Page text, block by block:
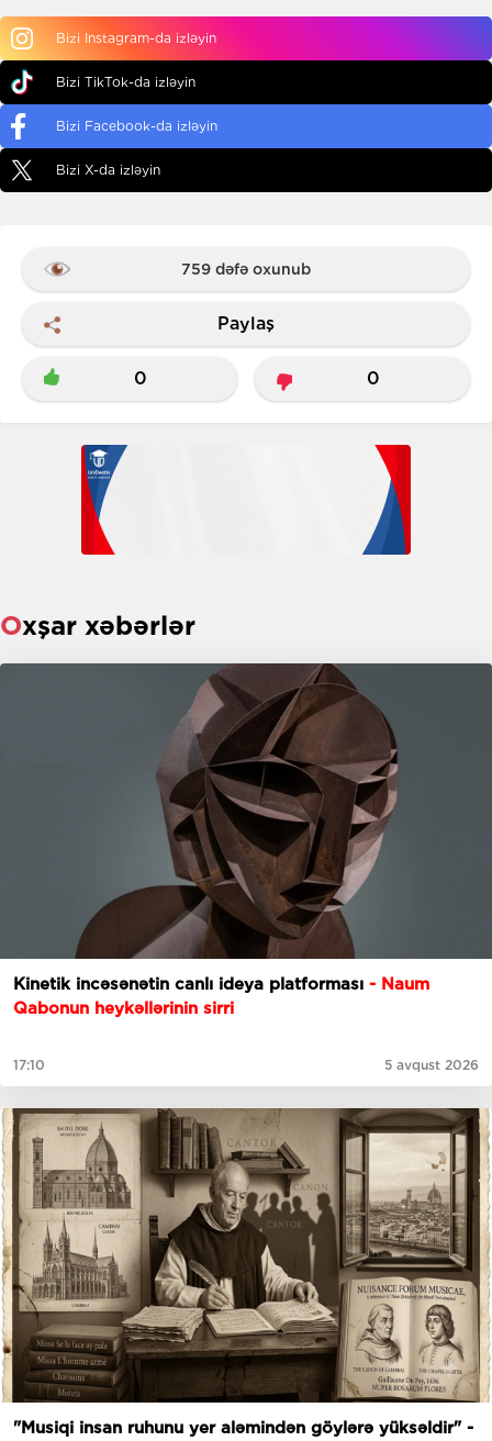
Bizi Instagram-da izləyin
Bizi TikTok-da izləyin
Bizi Facebook-da izləyin
Bizi X-da izləyin
759 dəfə oxunub
Paylaş
0 0
Oxşar xəbərlər
Kinetik incəsənətin canlı ideya platforması - Naum
Qabonun heykəllərinin sirri
17:10 5 avqust 2026
"Musiqi insan ruhunu yer aləmindən göylərə yüksəldir" -